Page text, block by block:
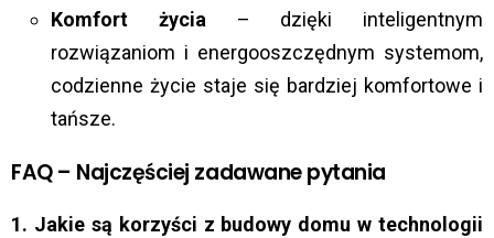
Komfort życia – dzięki inteligentnym
rozwiązaniom i energooszczędnym systemom,
codzienne życie staje się bardziej komfortowe i
tańsze.
FAQ – Najczęściej zadawane pytania
1. Jakie są korzyści z budowy domu w technologii